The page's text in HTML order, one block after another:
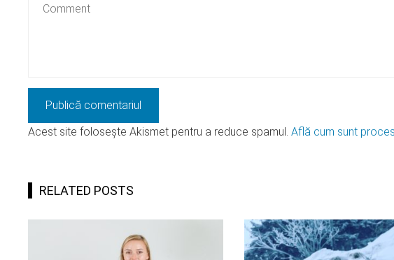
Acest site folosește Akismet pentru a reduce spamul. Află cum sunt
RELATED POSTS